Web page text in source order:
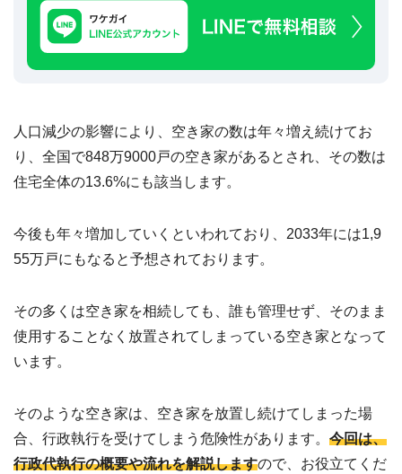
可
な
ど
📊
物
件
取
全
国
47
府
県
の
買
お
役
立
人口減少の影響により、空き家の数は年々増え続けてお
り、全国で848万9000戸の空き家があるとされ、その数は
住宅全体の13.6%にも該当します。
今後も年々増加していくといわれており、2033年には1,9
55万戸にもなると予想されております。
その多くは空き家を相続しても、誰も管理せず、そのまま
使用することなく放置されてしまっている空き家となって
います。
そのような空き家は、空き家を放置し続けてしまった場
合、行政執行を受けてしまう危険性があります。 今回は、
行政代執行の概要や流れを解説しますので、お役立てくだ